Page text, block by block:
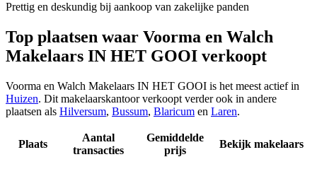
Prettig en deskundig bij aankoop van zakelijke panden
Top plaatsen waar Voorma en Walch
Makelaars IN HET GOOI verkoopt
Voorma en Walch Makelaars IN HET GOOI is het meest actief in
Huizen. Dit makelaarskantoor verkoopt verder ook in andere
plaatsen als Hilversum, Bussum, Blaricum en Laren.
Plaats
Aantal
transacties
Gemiddelde
prijs
Bekijk makelaars